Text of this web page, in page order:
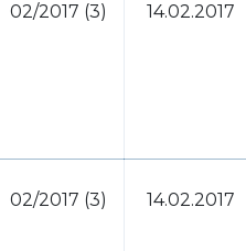
02/2017 (3) 14.02.2017
02/2017 (3) 14.02.2017